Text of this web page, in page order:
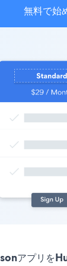
無料で始
アプリを